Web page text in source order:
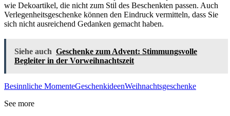
wie Dekoartikel, die nicht zum Stil des Beschenkten passen. Auch
Verlegenheitsgeschenke können den Eindruck vermitteln, dass Sie
sich nicht ausreichend Gedanken gemacht haben.
Siehe auch Geschenke zum Advent: Stimmungsvolle
Begleiter in der Vorweihnachtszeit
Besinnliche MomenteGeschenkideenWeihnachtsgeschenke
See more